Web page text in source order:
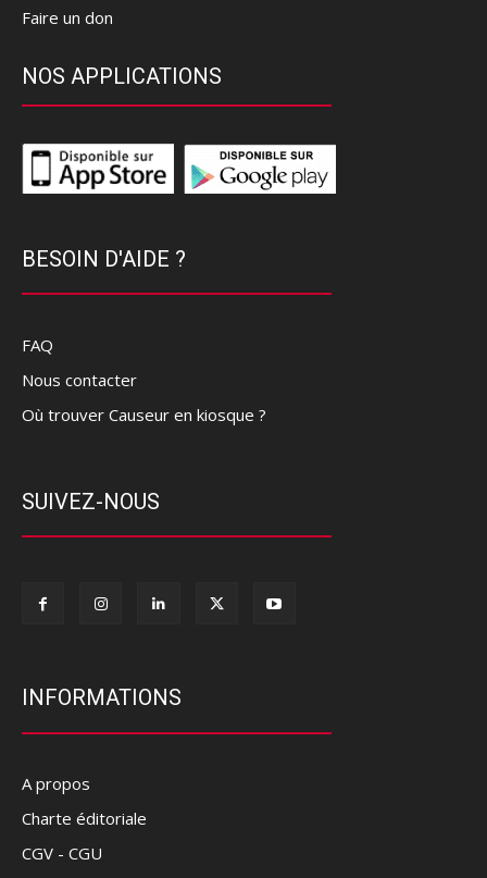
Faire un don
NOS APPLICATIONS
BESOIN D'AIDE ?
FAQ
Nous contacter
Où trouver Causeur en kiosque ?
SUIVEZ-NOUS
INFORMATIONS
A propos
Charte éditoriale
CGV - CGU